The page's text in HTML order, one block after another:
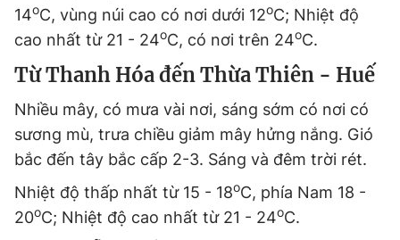
14oC, vùng núi cao có nơi dưới 12oC; Nhiệt độ
cao nhất từ 21 - 24oC, có nơi trên 24oC.
Từ Thanh Hóa đến Thừa Thiên - Huế
Nhiều mây, có mưa vài nơi, sáng sớm có nơi có
sương mù, trưa chiều giảm mây hửng nắng. Gió
bắc đến tây bắc cấp 2-3. Sáng và đêm trời rét.
Nhiệt độ thấp nhất từ 15 - 18oC, phía Nam 18 -
20oC; Nhiệt độ cao nhất từ 21 - 24oC.